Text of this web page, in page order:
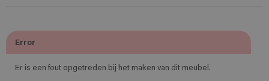
Error
Er is een fout opgetreden bij het maken van dit meubel.